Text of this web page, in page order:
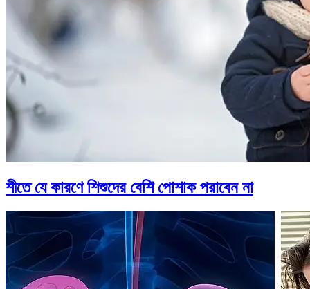
শীতে যে কারণে শিশুদের বেশি পোশাক পরাবেন না